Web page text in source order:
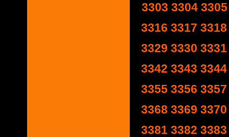
3303 3304 3305
3316 3317 3318
3329 3330 3331
3342 3343 3344
3355 3356 3357
3368 3369 3370
3381 3382 3383